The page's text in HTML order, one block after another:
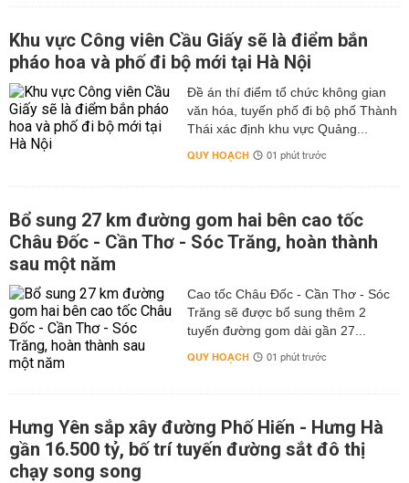
Khu vực Công viên Cầu Giấy sẽ là điểm bắn
pháo hoa và phố đi bộ mới tại Hà Nội
Đề án thí điểm tổ chức không gian
văn hóa, tuyến phố đi bộ phố Thành
Thái xác định khu vực Quảng...
QUY HOẠCH 01 phút trước
Bổ sung 27 km đường gom hai bên cao tốc
Châu Đốc - Cần Thơ - Sóc Trăng, hoàn thành
sau một năm
Cao tốc Châu Đốc - Cần Thơ - Sóc
Trăng sẽ được bổ sung thêm 2
tuyến đường gom dài gần 27...
QUY HOẠCH 01 phút trước
Hưng Yên sắp xây đường Phố Hiến - Hưng Hà
gần 16.500 tỷ, bố trí tuyến đường sắt đô thị
chạy song song